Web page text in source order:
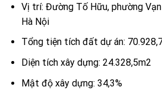
Vị trí: Đường Tố Hữu, phường
Hà Nội
Tổng tiện tích đất dự án:
Diện tích xây dựng: 24.328,5m2
Mật độ xây dựng: 34,3%